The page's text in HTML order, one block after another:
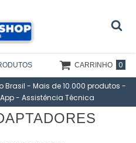
CARRINHO 0
- Mais de 10.000 produtos -
- Assistência Técnica